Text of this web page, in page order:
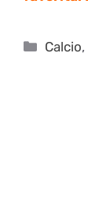
Calcio,